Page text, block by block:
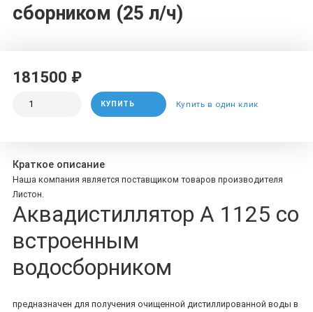
сборником (25 л/ч)
181500 ₽
КУПИТЬ Купить в один клик
Краткое описание
Наша компания является поставщиком товаров производителя
Листон.
Аквадистиллятор A 1125 со
встроенным
водосборником
предназначен для получения очищенной дистиллированной воды в